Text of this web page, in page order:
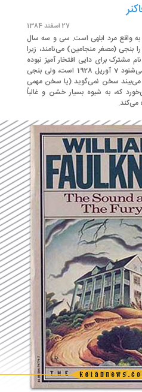
مرد ابلهی است. سی و سه سال
منجامین) می‌نامند، ‌زیرا
دایی افتخار آمیز نبوده
است. روزی که خواننده سخن او را می‌شنود 7 آوریل 1928 است، ‌ولی بنجی
سخن نمی‌گوید (یا سخن مهمی
‌به شیوه بسیار خشن و غالباً